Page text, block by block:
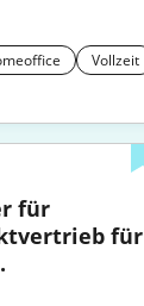
Vollzeit
für
für